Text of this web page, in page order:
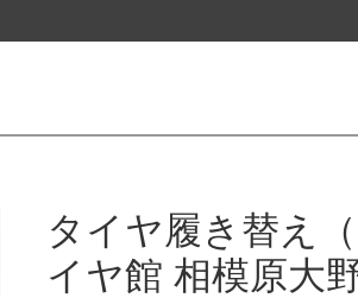
タイヤ履き替え
イヤ館 相模原大